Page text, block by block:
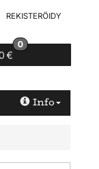
REKISTERÖIDY
€
0
Info